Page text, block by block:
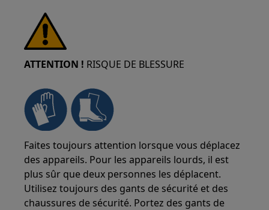
ATTENTION ! RISQUE DE BLESSURE
Faites toujours attention lorsque vous déplacez
des appareils. Pour les appareils lourds, il est
plus sûr que deux personnes les déplacent.
Utilisez toujours des gants de sécurité et des
chaussures de sécurité. Portez des gants de